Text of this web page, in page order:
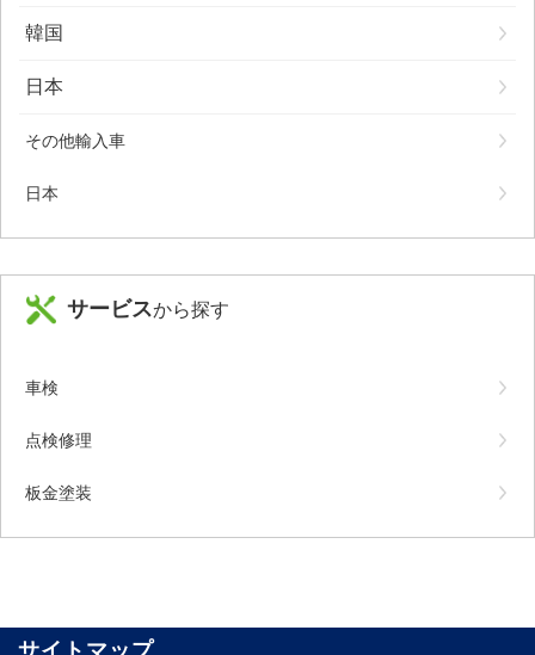
韓国
日本
その他輸入車
日本
サービスから探す
車検
点検修理
板金塗装